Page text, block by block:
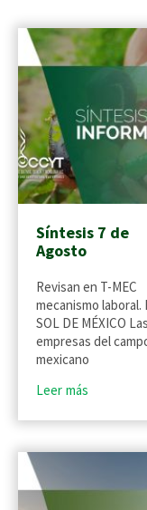
Síntesis 7 de
Agosto
Revisan en T-MEC
mecanismo laboral.
SOL DE MÉXICO Las
empresas del
mexicano
Leer más